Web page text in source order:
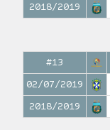
2018/2019
#13
02/07/2019
2018/2019